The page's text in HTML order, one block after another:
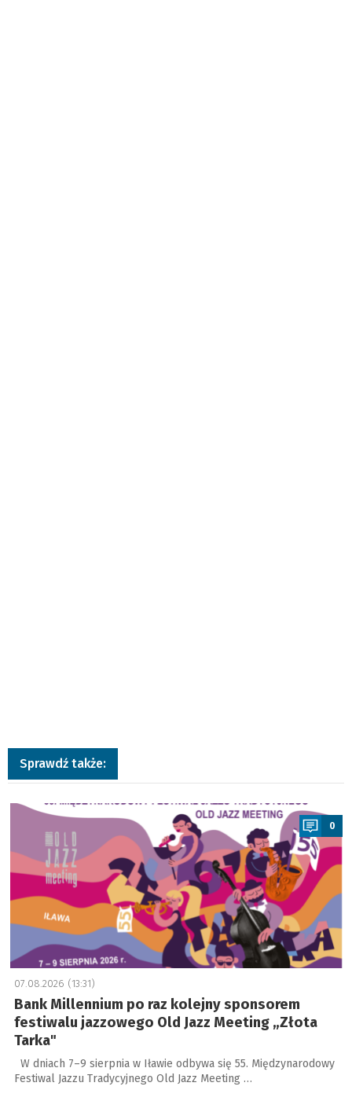
Sprawdź także:
a
0
07.08.2026 (13:31)
Bank Millennium po raz kolejny sponsorem
festiwalu jazzowego Old Jazz Meeting „Złota
Tarka"
W dniach 7–9 sierpnia w Iławie odbywa się 55. Międzynarodowy
Festiwal Jazzu Tradycyjnego Old Jazz Meeting …